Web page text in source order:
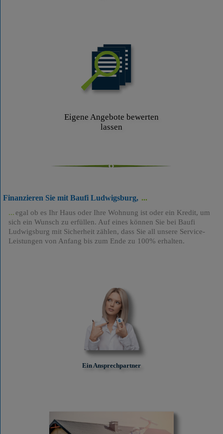
Eigene Angebote bewerten
lassen
Finanzieren Sie mit Baufi Ludwigsburg,
egal ob es Ihr Haus oder Ihre Wohnung ist oder ein Kredit, um
sich ein Wunsch zu erfüllen. Auf eines können Sie bei Baufi
Ludwigsburg mit Sicherheit zählen, dass Sie all unsere Service-
Leistungen von Anfang bis zum Ende zu 100% erhalten.
Ein Ansprechpartner